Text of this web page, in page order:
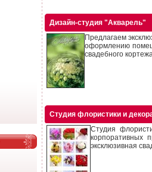
Дизайн-студия "Акварель"
Предлагаем
оформлению
свадебного
Студия флористики и
Студия
корпоративных
эксклюзивная